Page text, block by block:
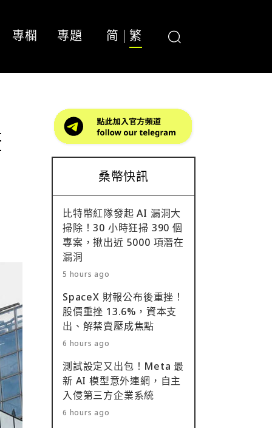
專欄 專題 简 繁
桑幣快訊
比特幣紅隊發起 AI 漏洞大
掃除！30 小時狂掃 390 個
專案，揪出近 5000 項潛在
漏洞
5 hours ago
SpaceX 財報公布後重挫！
股價重挫 13.6%，資本支
出、解禁賣壓成焦點
6 hours ago
測試設定又出包！Meta 最
新 AI 模型意外連網，自主
入侵第三方企業系統
6 hours ago